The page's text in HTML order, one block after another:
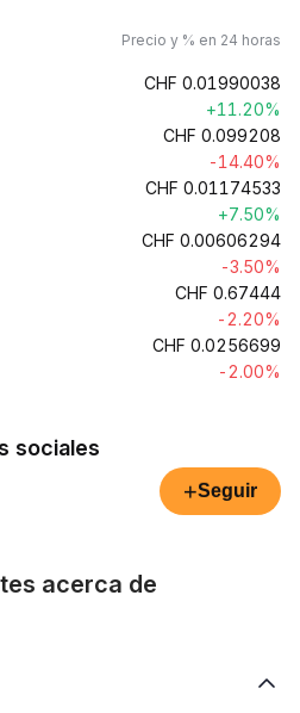
Precio y % en 24 horas
CHF 0.01990038
+11.20%
CHF 0.099208
-14.40%
CHF 0.01174533
+7.50%
CHF 0.00606294
-3.50%
CHF 0.67444
-2.20%
CHF 0.0256699
-2.00%
sociales
+Seguir
acerca de